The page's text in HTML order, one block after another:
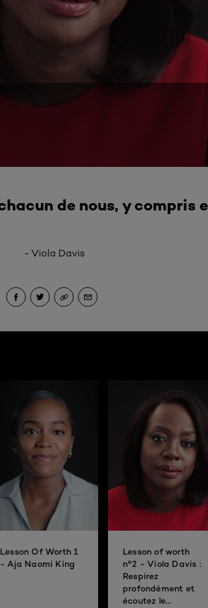
de nous, y compris
- Viola Davis
Lesson Of Worth 1
- Aja Naomi King
Lesson of worth
n°2 - Viola Davis :
Respirez
profondément et
écoutez le